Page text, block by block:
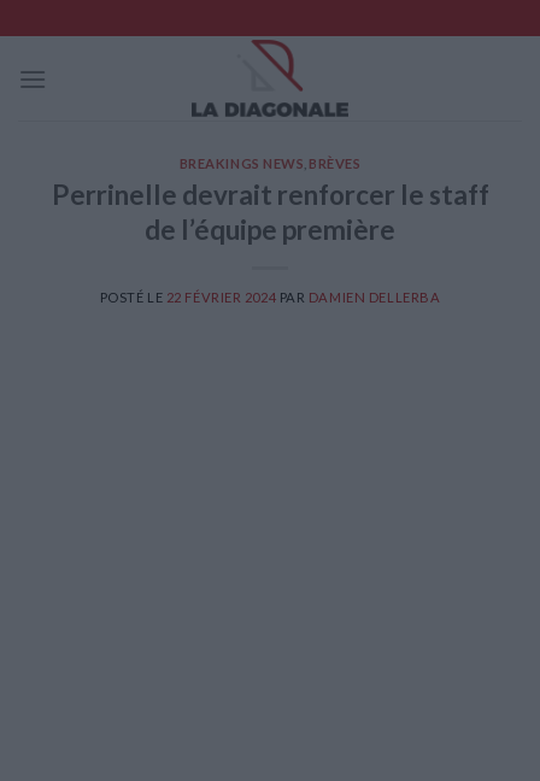
to
content
BREAKINGS NEWS BRÈVES
Perrinelle devrait renforcer le staff
de l’équipe première
POSTÉ LE 22 FÉVRIER 2024 PAR DAMIEN DELLERBA